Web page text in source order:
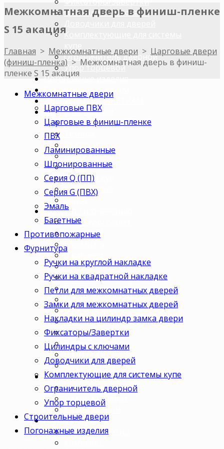
Цилиндры с ключами
Комплектующие для системы
Ограничитель дверной
Упор торцевой
Погонажные изделия
Строительные двери
ДВЕРИ ПО ПАРАМЕТРАМ
Двери по цветам
Светлые
Венге
Орех
Беленый дуб
Коричневые
Серые
Двери по назначению
В ванную/туалет
Для кухни
В комнату
В кабинет
В детскую
В спальню
В гостиную
В гардеробную
В коридор
В кладовку
В офис
В коттедж
Для дачи
Ценовая категория
Двери премиум
Двери стандарт
Двери эконом
Комплектация
Только полотно
Межкомнатная дверь в финиш-пленке
S 15 акация
Главная > Межкомнатные двери > Царговые двери
(финиш-пленка) > Межкомнатная дверь в финиш-
пленке S 15 акация
Межкомнатные двери
Царговые ПВХ
Царговые в финиш-пленке
ПВХ
Ламинированные
Шпонированные
Серия Q (ПП)
Серия G (ПВХ)
Эмаль
Багетные
Противопожарные
Фурнитура
Ручки на круглой накладке
Ручки на квадратной накладке
Петли для межкомнатных дверей
Замки для межкомнатных дверей
Накладки на цилиндр замка двери
Фиксаторы/Завертки
Цилиндры с ключами
Доводчики для дверей
Комплектующие для системы купе
Ограничитель дверной
Упор торцевой
Строительные двери
Погонажные изделия